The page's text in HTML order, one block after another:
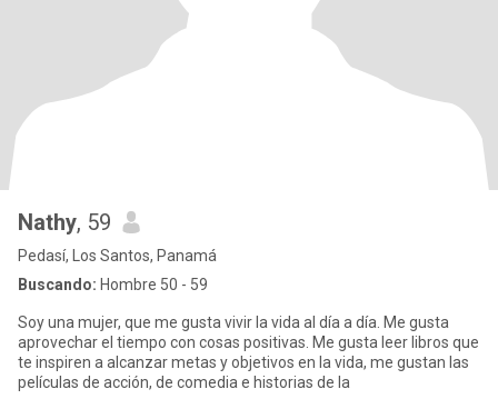
Nathy, 59
Pedasí, Los Santos, Panamá
Buscando: Hombre 50 - 59
Soy una mujer, que me gusta vivir la vida al día a día. Me gusta
aprovechar el tiempo con cosas positivas. Me gusta leer libros que
te inspiren a alcanzar metas y objetivos en la vida, me gustan las
películas de acción, de comedia e historias de la